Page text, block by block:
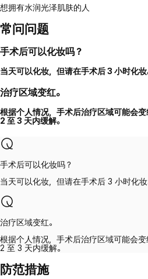
想拥有水润光泽肌肤的人
常问问题
手术后可以化妆吗？
当天可以化妆，但请在手术后 3 小时化妆
治疗区域变红。
根据个人情况，手术后治疗区域可能会
2 至 3 天内缓解。
手术后可以化妆吗？
当天可以化妆，但请在手术后 3 小时化妆
治疗区域变红。
根据个人情况，手术后治疗区域可能会
2 至 3 天内缓解。
防范措施